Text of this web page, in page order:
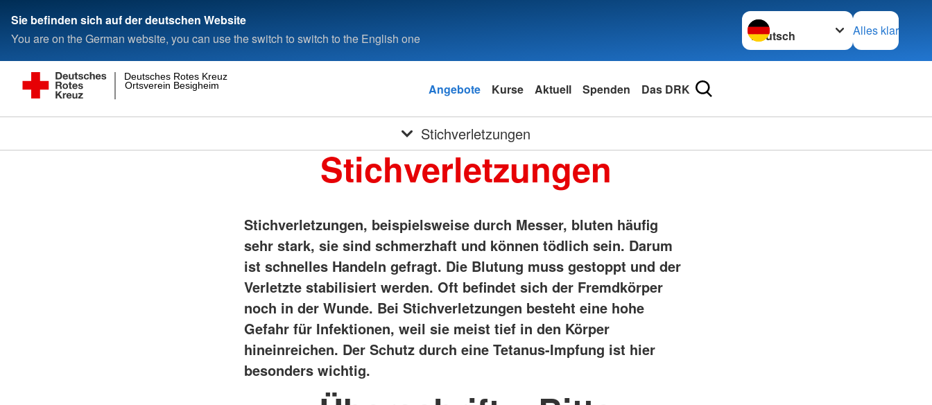
Sie befinden sich auf der deutschen Website
You are on the German website, you can use the switch to switch to the English one
Sprache wechseln zu
Alles klar
Ortsverein Besigheim
Deutsches Rotes Kreuz
Angebote Kurse Aktuell Spenden Das DRK
Stichverletzungen
Stichverletzungen
Stichverletzungen, beispielsweise durch Messer, bluten häufig
sehr stark, sie sind schmerzhaft und können tödlich sein. Darum
ist schnelles Handeln gefragt. Die Blutung muss gestoppt und der
Verletzte stabilisiert werden. Oft befindet sich der Fremdkörper
noch in der Wunde. Bei Stichverletzungen besteht eine hohe
Gefahr für Infektionen, weil sie meist tief in den Körper
hineinreichen. Der Schutz durch eine Tetanus-Impfung ist hier
besonders wichtig.